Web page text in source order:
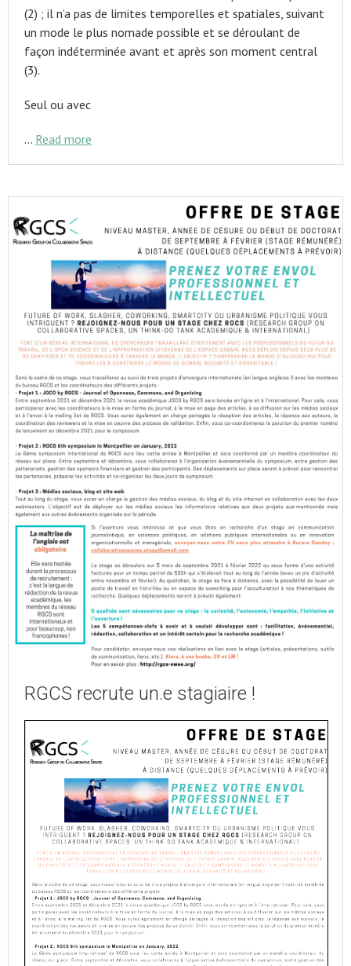
(2) ; il n’a pas de limites temporelles et spatiales, suivant
un mode le plus nomade possible et se déroulant de
façon indéterminée avant et après son moment central
(3).
Seul ou avec
… Read more
RGCS recrute un.e stagiaire !